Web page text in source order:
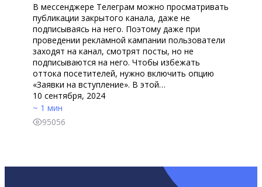
В мессенджере Телеграм можно просматривать
публикации закрытого канала, даже не
подписываясь на него. Поэтому даже при
проведении рекламной кампании пользователи
заходят на канал, смотрят посты, но не
подписываются на него. Чтобы избежать
оттока посетителей, нужно включить опцию
«Заявки на вступление». В этой…
10 сентября, 2024
~ 1 мин
95056